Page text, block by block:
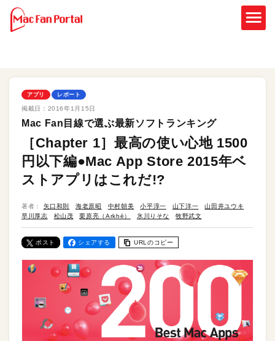
アプリ レポート
掲載日： 2016年1月15日
Mac Fan目線で選ぶ最新ソフトランキング
［Chapter 1］最高の使い心地 1500
円以下編●Mac App Store 2015年ベ
ストアプリはこれだ!?
著者： 矢口和則 海老原昭 中村朝美 小平淳一 山下洋一
山田井ユウキ
早川厚志
松山茂 栗原亮（Arkhē） 氷川りそな 牧野武文
ポスト シェアする URLのコピー